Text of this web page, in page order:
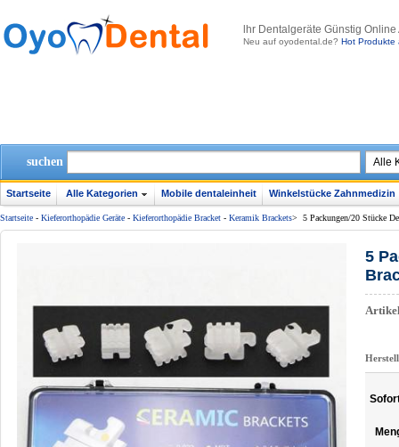
lhr Dentalgeräte Günstig
Neu auf oyodental.de? Hot Produkte
suchen
Startseite Alle Kategorien Mobile dentaleinheit Winkelstücke Zahnmedizin
Startseite - Kieferorthopädie Geräte - Kieferorthopädie Bracket - Keramik Brackets> 5 Packungen/20 Stücke
5